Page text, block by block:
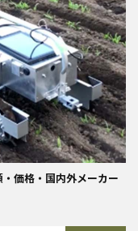
価格・国内外メーカー